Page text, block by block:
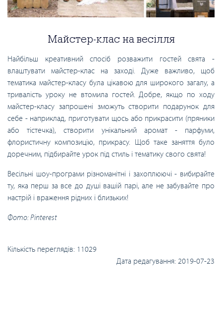
Майстер-клас на весілля
Найбільш креативний спосіб розважити гостей свята -
влаштувати майстер-клас на заході. Дуже важливо, щоб
тематика майстер-класу була цікавою для широкого загалу, а
тривалість уроку не втомила гостей. Добре, якщо по ходу
майстер-класу запрошені зможуть створити подарунок для
себе - наприклад, приготувати щось або прикрасити (пряники
або тістечка), створити унікальний аромат - парфуми,
флористичну композицію, прикрасу. Щоб таке заняття було
доречним, підбирайте урок під стиль і тематику свого свята!
Весільні шоу-програми різноманітні і захоплюючі - вибирайте
ту, яка перш за все до душі вашій парі, але не забувайте про
настрій і враження рідних і близьких!
Фото: Pinterest
Кількість переглядів: 11029
Дата редагування: 2019-07-23